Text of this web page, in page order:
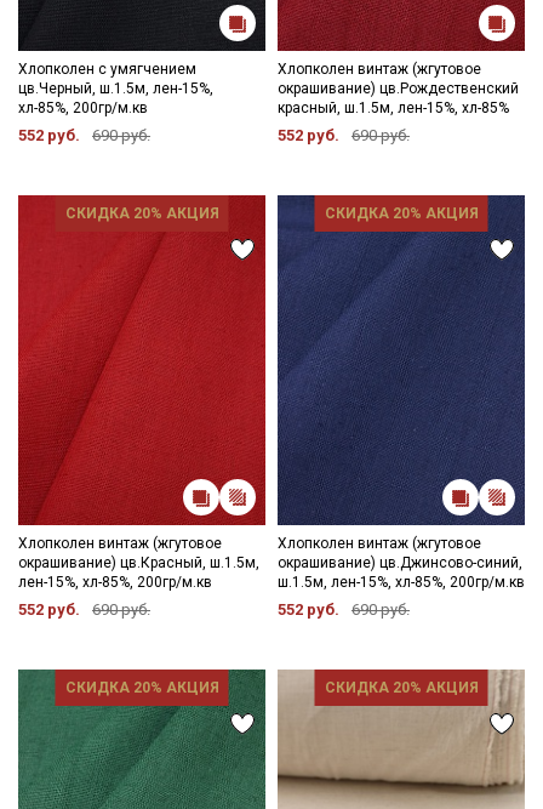
Хлопколен с умягчением
цв.Черный, ш.1.5м, лен-15%,
хл-85%, 200гр/м.кв
552 руб. 690 руб.
Хлопколен винтаж (жгутовое
окрашивание) цв.Рождественский
красный, ш.1.5м, лен-15%, хл-85%
552 руб. 690 руб.
СКИДКА 20% АКЦИЯ
Хлопколен винтаж (жгутовое
окрашивание) цв.Красный, ш.1.5м,
лен-15%, хл-85%, 200гр/м.кв
552 руб. 690 руб.
СКИДКА 20% АКЦИЯ
Хлопколен винтаж (жгутовое
окрашивание) цв.Джинсово-синий,
ш.1.5м, лен-15%, хл-85%, 200гр/м.кв
552 руб. 690 руб.
СКИДКА 20% АКЦИЯ СКИДКА 20% АКЦИЯ